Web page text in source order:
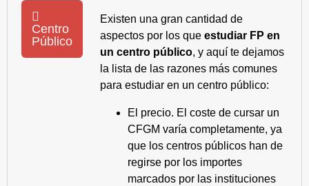
Centro
Público
Existen una gran cantidad de
aspectos por los que estudiar FP en
un centro público, y aquí te dejamos
la lista de las razones más comunes
para estudiar en un centro público:
El precio. El coste de cursar un
CFGM varía completamente, ya
que los centros públicos han de
regirse por los importes
marcados por las instituciones